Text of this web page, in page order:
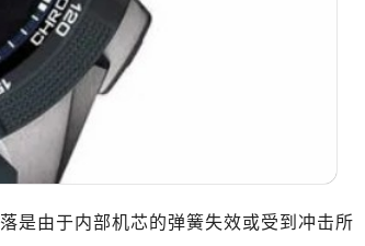
店）3层整层（需提前预约）
权店）1层整层（需提前预约）
店）1层整层（需提前预约）
17层17-B（需提前预约）
前预约）
03室（需提前预约）
室（需提前预约）
是由于内部机芯的弹簧失效或受到冲击所